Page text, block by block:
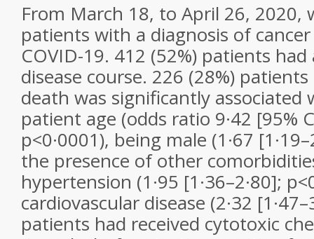
From March 18, to April 26, 2020,
patients with a diagnosis of
COVID-19. 412 (52%) patients
disease course. 226 (28%)
death was significantly associated
patient age (odds ratio 9·42 [95%
p<0·0001), being male (1·67
the presence of other
hypertension (1·95 [1·36–2·80];
cardiovascular disease (2·32
patients had received cytotoxic